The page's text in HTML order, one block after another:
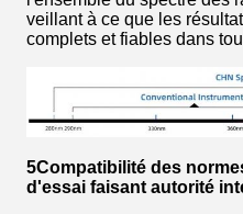
veillant à ce que les
complets et fiables dans
5Compatibilité des
d'essai faisant autorité